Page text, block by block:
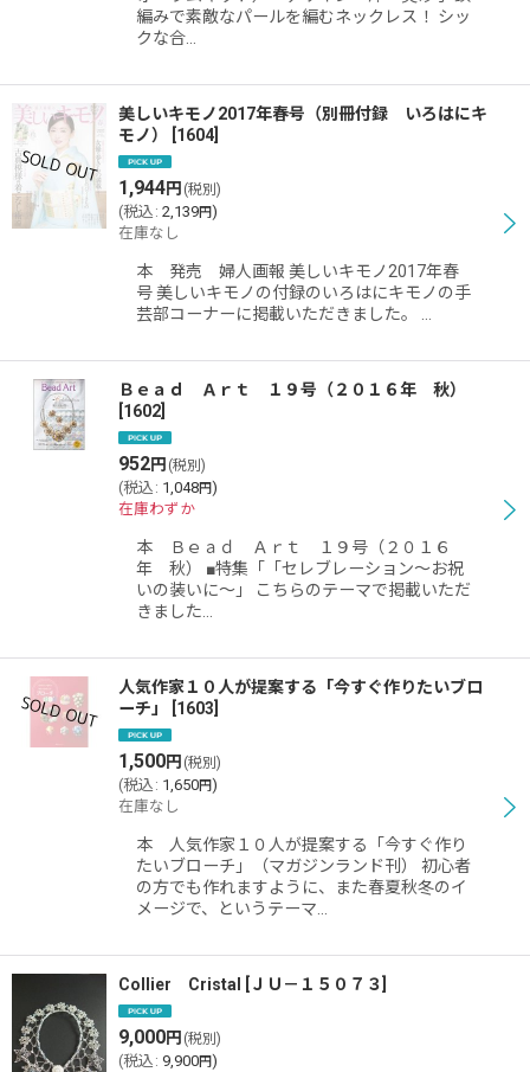
編みで素敵なパールを編むネックレス！ シッ
クな合…
美しいキモノ2017年春号（別冊付録 いろはにキ
モノ）
1604
1,944円 (税別)
(税込 : 2,139円)
在庫なし
本 発売 婦人画報 美しいキモノ2017年春
号 美しいキモノの付録のいろはにキモノの手
芸部コーナーに掲載いただきました。 …
Ｂｅａｄ Ａｒｔ １９号（２０１６年 秋）
1602
952円 (税別)
(税込 : 1,048円)
在庫わずか
本 Ｂｅａｄ Ａｒｔ １９号（２０１６
年 秋） ■特集「「セレブレーション〜お祝
いの装いに〜」 こちらのテーマで掲載いただ
きました…
人気作家１０人が提案する「今すぐ作りたいブロ
ーチ」
1603
1,500円 (税別)
(税込 : 1,650円)
在庫なし
本 人気作家１０人が提案する「今すぐ作り
たいブローチ」（マガジンランド刊） 初心者
の方でも作れますように、また春夏秋冬のイ
メージで、というテーマ…
Collier Cristal ＪＵ－１５０７３
9,000円 (税別)
(税込 : 9,900円)